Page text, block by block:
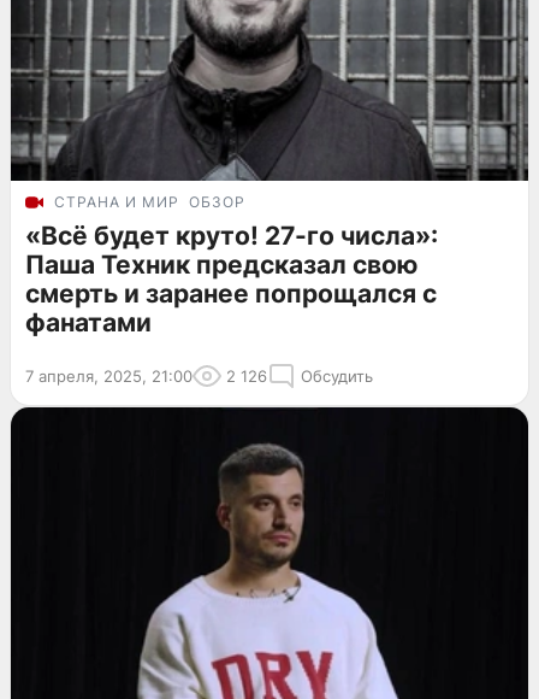
СТРАНА И МИР ОБЗОР
«Всё будет круто! 27-го числа»:
Паша Техник предсказал свою
смерть и заранее попрощался с
фанатами
7 апреля, 2025, 21:00 2 126 Обсудить